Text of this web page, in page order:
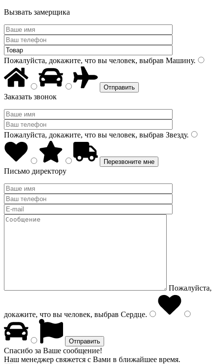
Вызвать замерщика
Пожалуйста, докажите, что вы человек, выбрав Машину.
Заказать звонок
Пожалуйста, докажите, что вы человек, выбрав Звезду.
Письмо директору
Пожалуйста,
докажите, что вы человек, выбрав Сердце.
Спасибо за Ваше сообщение!
Наш менеджер свяжется с Вами в ближайшее время.